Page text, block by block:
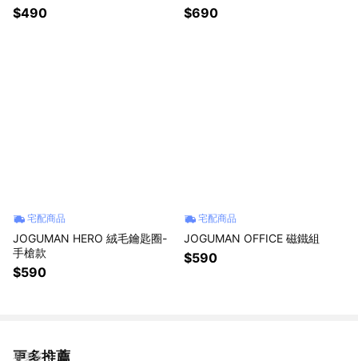
$490
服WOODY絨毛鑰匙圈)
$690
宅配商品
JOGUMAN HERO 絨毛鑰匙圈-
手槍款
$590
宅配商品
JOGUMAN OFFICE 磁鐵組
$590
更多推薦
看更多